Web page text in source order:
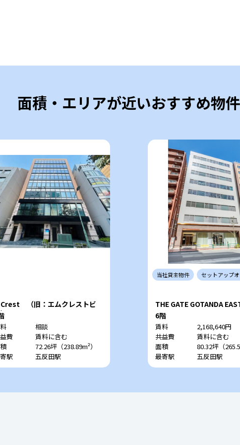
面積・エリアが近いおすすめ物件
Crest （旧：エムクレストビ
相談
費
賃料に含む
72.26坪（238.89m²）
駅
五反田駅
当社貸主物件 セットアップ
THE GATE GOTANDA
6階
賃料
2,168,640円
共益費
賃料に含む
面積
80.32坪（
最寄駅
五反田駅